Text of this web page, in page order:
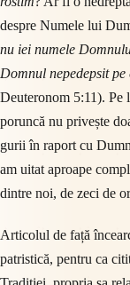
despre Numele lui
nu iei numele
Domnul nepedepsit
Deuteronom 5:11). Pe
poruncă nu privește
gurii în raport cu
am uitat aproape
dintre noi, de zeci de
Articolul de față
patristică, pentru ca